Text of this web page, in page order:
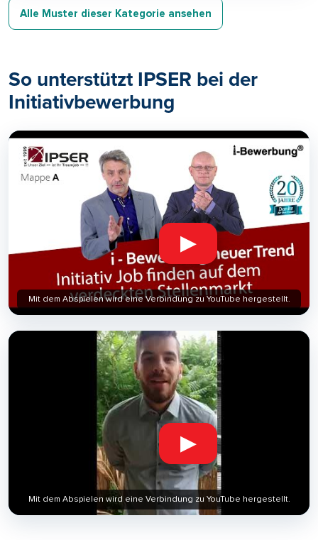
Alle Muster dieser Kategorie ansehen
So unterstützt IPSER bei der
Initiativbewerbung
▶
Mit dem Abspielen wird eine Verbindung zu YouTube hergestellt.
▶
Mit dem Abspielen wird eine Verbindung zu YouTube hergestellt.